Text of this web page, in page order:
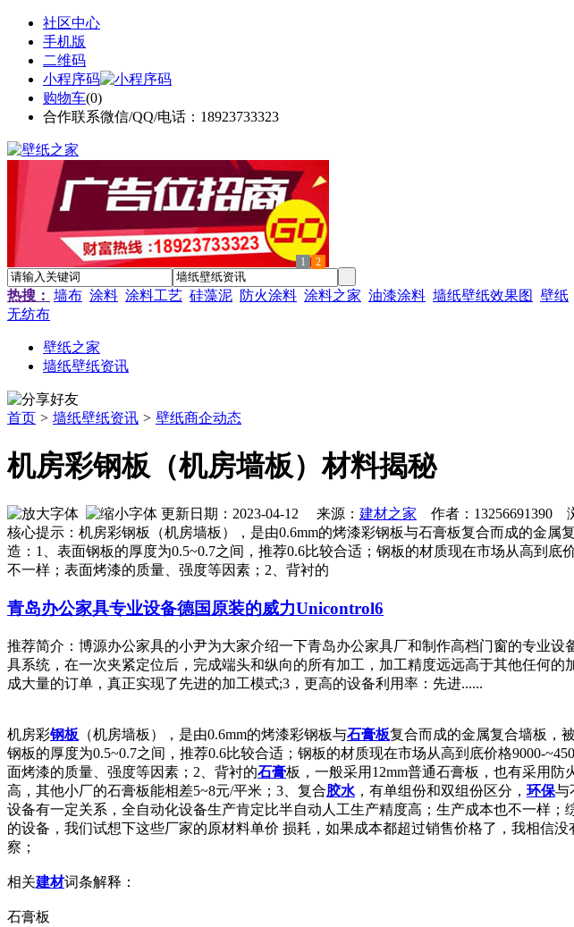
社区中心
手机版
二维码
小程序码
购物车(0)
合作联系微信/QQ/电话：18923733323
1 2
热搜： 墙布 涂料 涂料工艺 硅藻泥 防火涂料 涂料之家 油漆涂料 墙纸壁纸效果图 壁纸
无纺布
壁纸之家
墙纸壁纸资讯
首页 > 墙纸壁纸资讯 > 壁纸商企动态
机房彩钢板（机房墙板）材料揭秘
更新日期：2023-04-12 来源： 建材之家 作者：13256691390
核心提示：机房彩钢板（机房墙板），是由0.6mm的烤漆彩钢板与石膏板复合而成的金
造：1、表面钢板的厚度为0.5~0.7之间，推荐0.6比较合适；钢板的材质现在市场从高到
不一样；表面烤漆的质量、强度等因素；2、背衬的
青岛办公家具专业设备德国原装的威力Unicontrol6
推荐简介：博源办公家具的小尹为大家介绍一下青岛办公家具厂和制作高档门窗的专业
具系统，在一次夹紧定位后，完成端头和纵向的所有加工，加工精度远远高于其他任何
成大量的订单，真正实现了先进的加工模式;3，更高的设备利用率：先进......
机房彩钢板 （机房墙板），是由0.6mm的烤漆彩钢板与石膏板复合而成的金属复合墙板，
钢板的厚度为0.5~0.7之间，推荐0.6比较合适；钢板的材质现在市场从高到底价格9000-
面烤漆的质量、强度等因素；2、背衬的石膏板，一般采用12mm普通石膏板，也有采用
高，其他小厂的石膏板能相差5~8元/平米；3、复合胶水 ，有单组份和双组份区分， 环保与
设备有一定关系，全自动化设备生产肯定比半自动人工生产精度高；生产成本也不一样
的设备，我们试想下这些厂家的原材料单价 损耗，如果成本都超过销售价格了，我相信
察；
相关建材词条解释：
石膏板